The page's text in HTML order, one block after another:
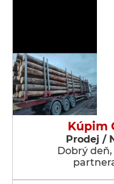
Kúpim
Prodej /
Dobrý